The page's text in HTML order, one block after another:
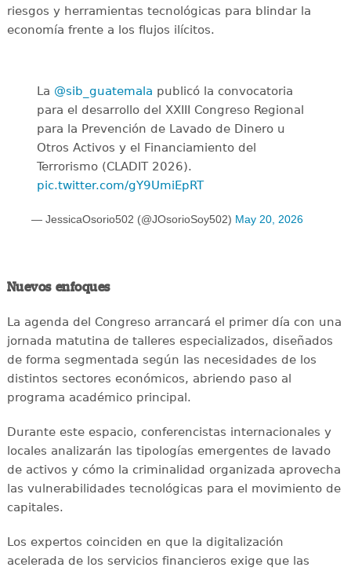
riesgos y herramientas tecnológicas para blindar la
economía frente a los flujos ilícitos.
La @sib_guatemala publicó la convocatoria
para el desarrollo del XXIII Congreso Regional
para la Prevención de Lavado de Dinero u
Otros Activos y el Financiamiento del
Terrorismo (CLADIT 2026).
pic.twitter.com/gY9UmiEpRT
— JessicaOsorio502 (@JOsorioSoy502) May 20, 2026
Nuevos enfoques
La agenda del Congreso arrancará el primer día con una
jornada matutina de talleres especializados, diseñados
de forma segmentada según las necesidades de los
distintos sectores económicos, abriendo paso al
programa académico principal.
Durante este espacio, conferencistas internacionales y
locales analizarán las tipologías emergentes de lavado
de activos y cómo la criminalidad organizada aprovecha
las vulnerabilidades tecnológicas para el movimiento de
capitales.
Los expertos coinciden en que la digitalización
acelerada de los servicios financieros exige que las